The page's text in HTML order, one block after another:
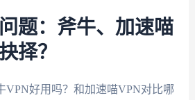
题：斧牛、加速喵
择？
VPN好用吗？和加速喵VPN对比哪